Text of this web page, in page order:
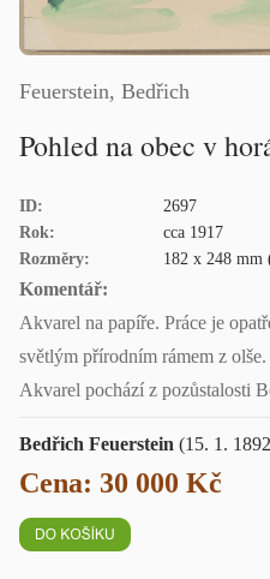
Feuerstein, Bedřich
Pohled na obec v
ID:
2697
Rok:
cca 1917
Rozměry:
182 x 248 mm
Komentář:
Akvarel na papíře. Práce je
světlým přírodním rámem z
Akvarel pochází z pozůstalosti
Bedřich Feuerstein (15. 1.
Cena: 30 000 Kč